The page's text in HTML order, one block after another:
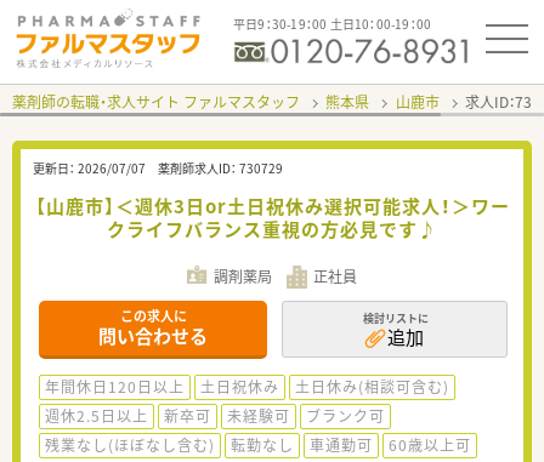
平日9：30-19：00 土日10：00-19：00
薬剤師の転職・求人サイト ファルマスタッフ 熊本県 山鹿市 求人ID：
更新日： 2026/07/07 薬剤師求人ID： 730729
【山鹿市】＜週休3日or土日祝休み選択可能求人！＞ワー
クライフバランス重視の方必見です♪
調剤薬局 正社員
この求人に
問い合わせる
検討リストに
追加
年間休日120日以上 土日祝休み
土日休み(相談可含む)
週休2.5日以上
新卒可 未経験可
ブランク可
残業なし(ほぼなし含む)
転勤なし 車通勤可
60歳以上可